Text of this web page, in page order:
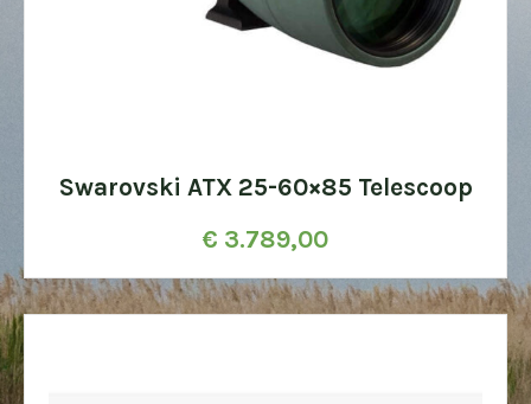
Swarovski ATX 25-60×85 Telescoop
€ 3.789,00